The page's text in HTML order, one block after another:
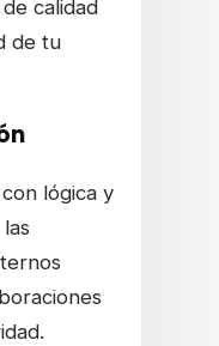
calidad
de tu
lógica y